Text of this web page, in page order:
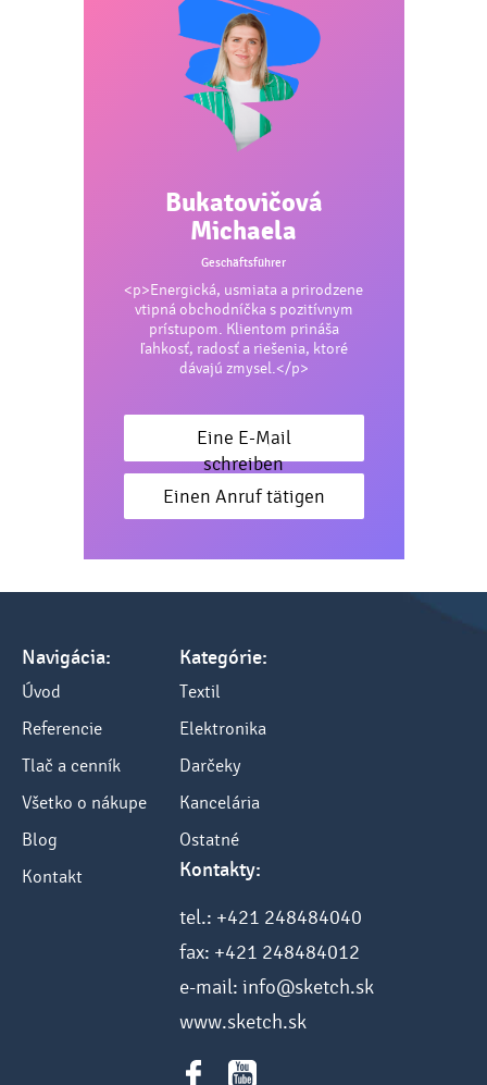
Bukatovičová
Michaela
Geschäftsführer
<p>Energická, usmiata a prirodzene
vtipná obchodníčka s pozitívnym
prístupom. Klientom prináša
ľahkosť, radosť a riešenia, ktoré
dávajú zmysel.</p>
Eine E-Mail
schreiben
Einen Anruf tätigen
Navigácia:
Úvod
Referencie
Tlač a cenník
Všetko o nákupe
Blog
Kontakt
Kategórie:
Textil
Elektronika
Darčeky
Kancelária
Ostatné
Kontakty:
tel.: +421 248484040
fax: +421 248484012
e-mail: info@sketch.sk
www.sketch.sk